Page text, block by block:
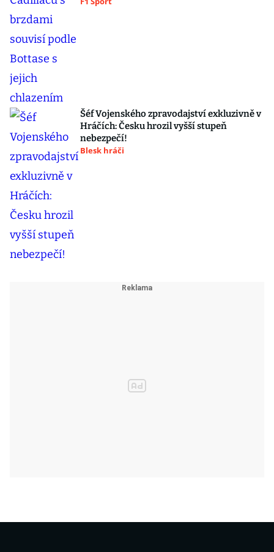
Šéf Vojenského zpravodajství exkluzivně v
Hráčích: Česku hrozil vyšší stupeň
nebezpečí!
Blesk hráči